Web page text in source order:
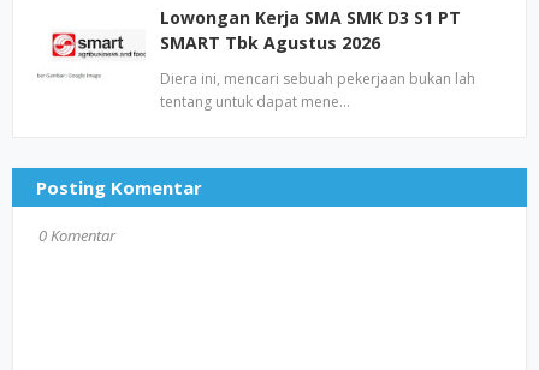
Lowongan Kerja SMA SMK D3 S1 PT
SMART Tbk Agustus 2026
Diera ini, mencari sebuah pekerjaan bukan lah
tentang untuk dapat mene…
Posting Komentar
0 Komentar